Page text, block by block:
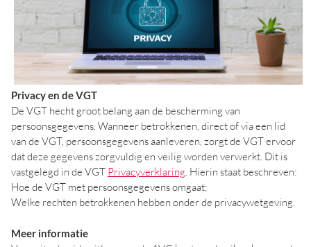
Privacy en de VGT
De VGT hecht groot belang aan de bescherming van
persoonsgegevens. Wanneer betrokkenen, direct of via een lid
van de VGT, persoonsgegevens aanleveren, zorgt de VGT ervoor
dat deze gegevens zorgvuldig en veilig worden verwerkt. Dit is
vastgelegd in de VGT Privacyverklaring . Hierin staat beschreven:
Hoe de VGT met persoonsgegevens omgaat;
Welke rechten betrokkenen hebben onder de privacywetgeving.
Meer informatie